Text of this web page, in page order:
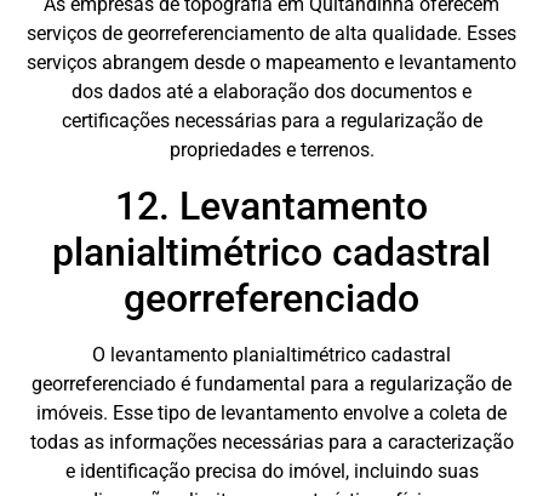
As empresas de topografia em Quitandinha oferecem
serviços de georreferenciamento de alta qualidade. Esses
serviços abrangem desde o mapeamento e levantamento
dos dados até a elaboração dos documentos e
certificações necessárias para a regularização de
propriedades e terrenos.
12. Levantamento
planialtimétrico cadastral
georreferenciado
O levantamento planialtimétrico cadastral
georreferenciado é fundamental para a regularização de
imóveis. Esse tipo de levantamento envolve a coleta de
todas as informações necessárias para a caracterização
e identificação precisa do imóvel, incluindo suas